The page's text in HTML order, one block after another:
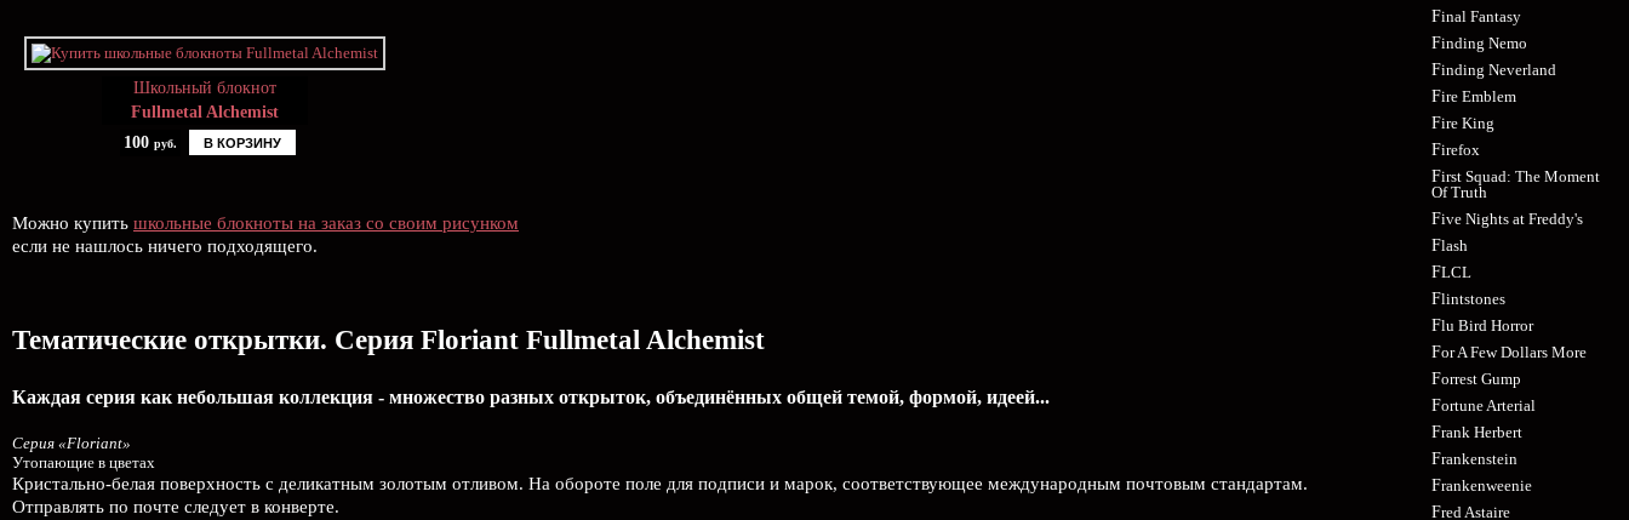
Школьный блокнот
Fullmetal Alchemist
100 руб. В КОРЗИНУ
Можно купить школьные блокноты на заказ со своим рисунком
если не нашлось ничего подходящего.
Тематические открытки. Серия Floriant Fullmetal Alchemist
Каждая серия как небольшая коллекция - множество разных открыток, объединённых общей темой, формой, идеей...
Серия «Floriant»
Утопающие в цветах
Кристально-белая поверхность с деликатным золотым отливом. На обороте поле для подписи и марок, соответствующее международным почтовым стандартам.
Отправлять по почте следует в конверте.
Final Fantasy
Finding Nemo
Finding Neverland
Fire Emblem
Fire King
Firefox
First Squad: The Moment
Of Truth
Five Nights at Freddy's
Flash
FLCL
Flintstones
Flu Bird Horror
For A Few Dollars More
Forrest Gump
Fortune Arterial
Frank Herbert
Frankenstein
Frankenweenie
Fred Astaire